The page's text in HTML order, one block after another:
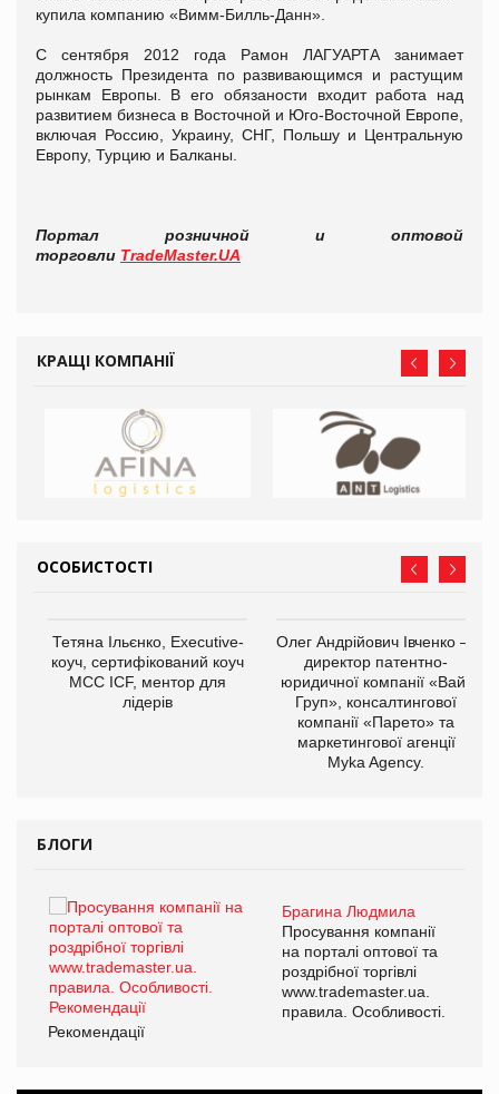
купила компанию «Вимм-Билль-Данн».
С сентября 2012 года Рамон ЛАГУАРТА занимает
должность Президента по развивающимся и растущим
рынкам Европы. В его обязаности входит работа над
развитием бизнеса в Восточной и Юго-Восточной Европе,
включая Россию, Украину, СНГ, Польшу и Центральную
Европу, Турцию и Балканы.
Портал розничной и оптовой
торговли TradeMaster.UA
КРАЩІ КОМПАНІЇ
ОСОБИСТОСТІ
Тетяна Ільєнко, Executive-
коуч, сертифікований коуч
МСС ICF, ментор для
лідерів
Олег Андрійович Івченко —
директор патентно-
юридичної компанії «Вайз
Груп», консалтингової
компанії «Парето» та
маркетингової агенції
Myka Agency.
БЛОГИ
Брагина Людмила
Просування компанії
на порталі оптової та
роздрібної торгівлі
www.trademaster.ua.
правила. Особливості.
Рекомендації